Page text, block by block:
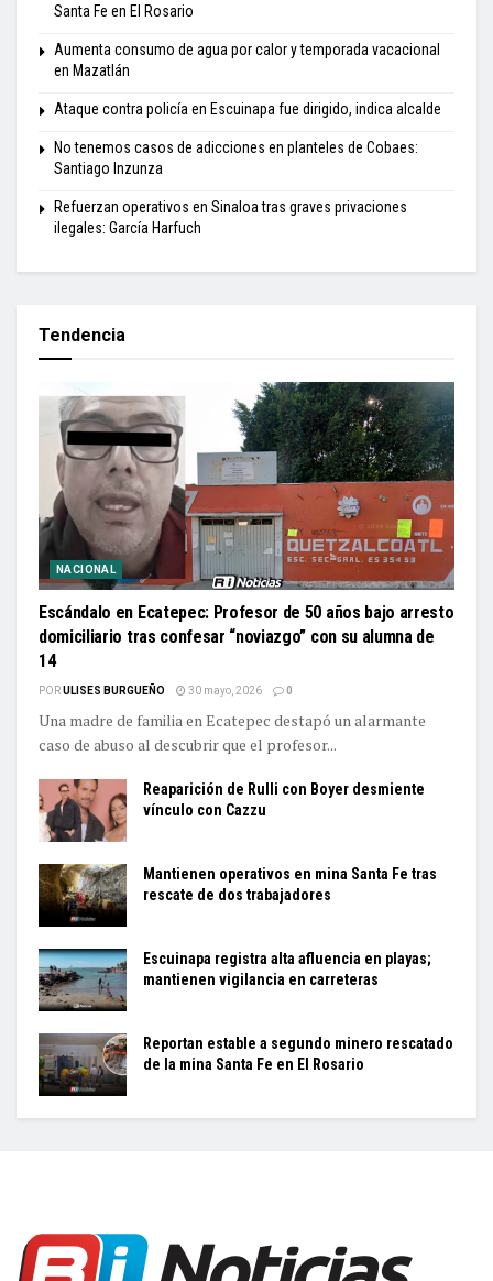
Santa Fe en El Rosario
Aumenta consumo de agua por calor y temporada vacacional
en Mazatlán
Ataque contra policía en Escuinapa fue dirigido, indica alcalde
No tenemos casos de adicciones en planteles de Cobaes:
Santiago Inzunza
Refuerzan operativos en Sinaloa tras graves privaciones
ilegales: García Harfuch
Tendencia
NACIONAL
Escándalo en Ecatepec: Profesor de 50 años bajo arresto
domiciliario tras confesar “noviazgo” con su alumna de
14
PORULISES BURGUEÑO 30 mayo, 2026 0
Una madre de familia en Ecatepec destapó un alarmante
caso de abuso al descubrir que el profesor...
Reaparición de Rulli con Boyer desmiente
vínculo con Cazzu
Mantienen operativos en mina Santa Fe tras
rescate de dos trabajadores
Escuinapa registra alta afluencia en playas;
mantienen vigilancia en carreteras
Reportan estable a segundo minero rescatado
de la mina Santa Fe en El Rosario